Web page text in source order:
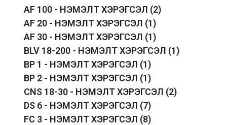
AF 100 - НЭМЭЛТ ХЭРЭГСЭЛ (2)
AF 20 - НЭМЭЛТ ХЭРЭГСЭЛ (1)
AF 30 - НЭМЭЛТ ХЭРЭГСЭЛ (1)
BLV 18-200 - НЭМЭЛТ ХЭРЭГСЭЛ (1)
BP 1 - НЭМЭЛТ ХЭРЭГСЭЛ (1)
BP 2 - НЭМЭЛТ ХЭРЭГСЭЛ (1)
CNS 18-30 - НЭМЭЛТ ХЭРЭГСЭЛ (2)
DS 6 - НЭМЭЛТ ХЭРЭГСЭЛ (7)
FC 3 - НЭМЭЛТ ХЭРЭГСЭЛ (8)